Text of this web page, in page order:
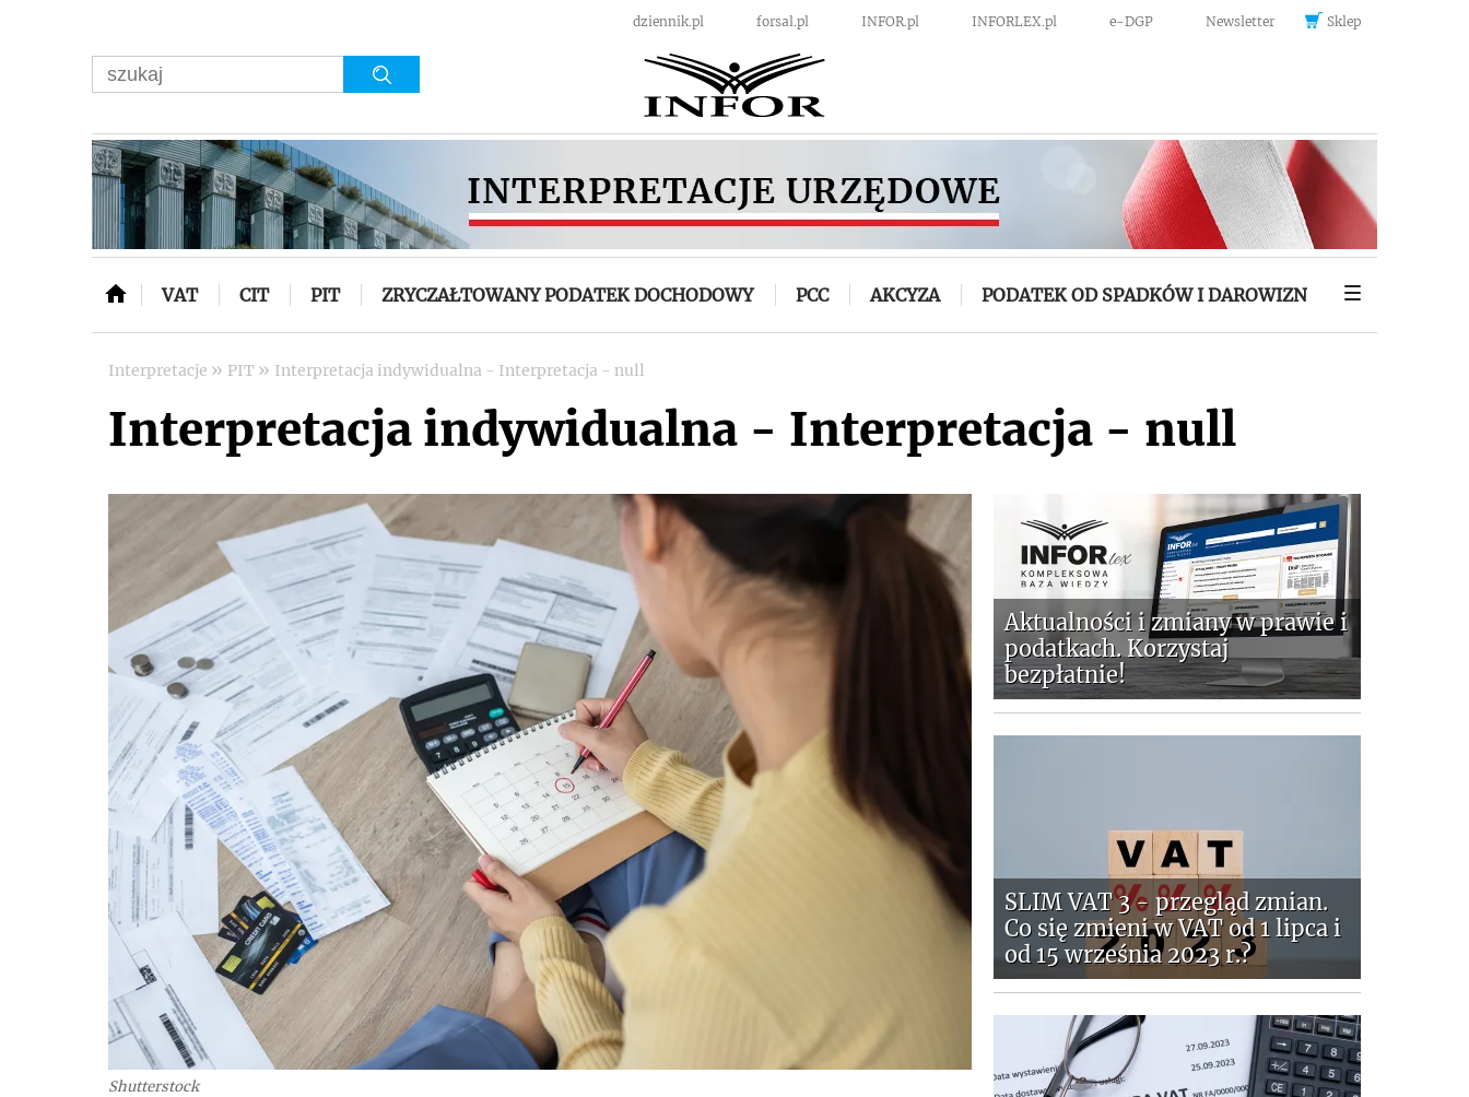
dziennik.pl forsal.pl INFOR.pl INFORLEX.pl e-DGP Newsletter Sklep
VAT CIT PIT ZRYCZAŁTOWANY PODATEK DOCHODOWY PCC AKCYZA PODATEK OD SPADKÓW I DAROWIZN
Interpretacje » PIT » Interpretacja indywidualna - Interpretacja - null
Interpretacja indywidualna - Interpretacja - null
Shutterstock
Aktualności i zmiany w prawie i
podatkach. Korzystaj
bezpłatnie!
SLIM VAT 3 - przegląd zmian.
Co się zmieni w VAT od 1 lipca i
od 15 września 2023 r.?